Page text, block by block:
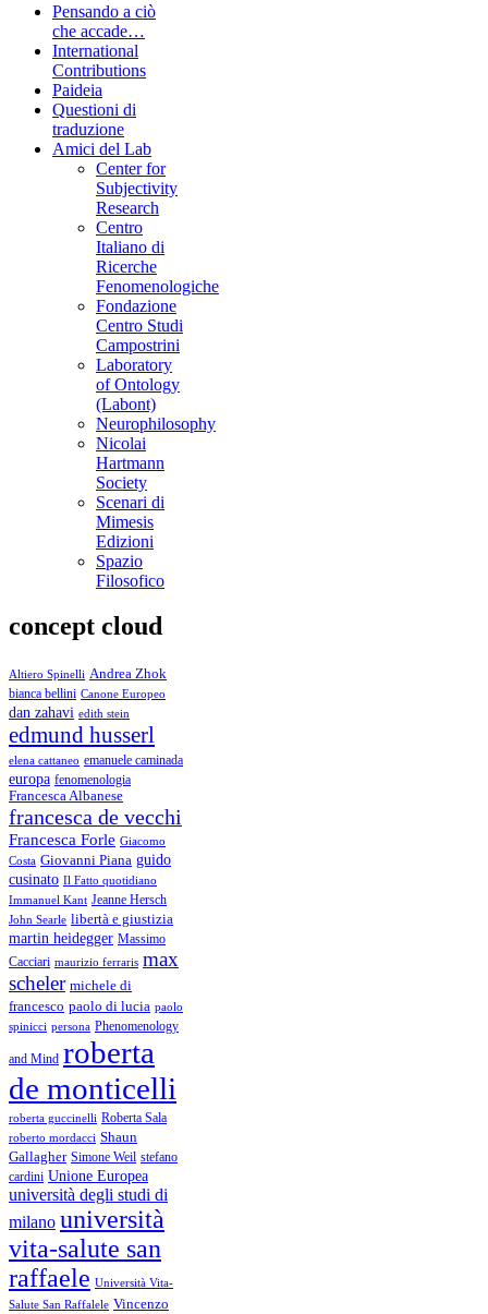
Pensando a ciò
che accade…
International
Contributions
Paideia
Questioni di
traduzione
Amici del Lab
Center for
Subjectivity
Research
Centro
Italiano di
Ricerche
Fenomenologiche
Fondazione
Centro Studi
Campostrini
Laboratory
of Ontology
(Labont)
Neurophilosophy
Nicolai
Hartmann
Society
Scenari di
Mimesis
Edizioni
Spazio
Filosofico
concept cloud
Altiero Spinelli Andrea Zhok
bianca bellini Canone Europeo
dan zahavi edith stein
edmund husserl
elena cattaneo emanuele caminada
europa fenomenologia
Francesca Albanese
francesca de vecchi
Francesca Forle Giacomo
Costa Giovanni Piana guido
cusinato Il Fatto quotidiano
Immanuel Kant Jeanne Hersch
John Searle libertà e giustizia
martin heidegger Massimo
Cacciari maurizio ferraris max
scheler michele di
francesco paolo di lucia paolo
spinicci persona Phenomenology
and Mind roberta
de monticelli
roberta guccinelli Roberta Sala
roberto mordacci Shaun
Gallagher Simone Weil stefano
cardini Unione Europea
università degli studi di
milano università
vita-salute san
raffaele Università Vita-
Salute San Raffalele Vincenzo